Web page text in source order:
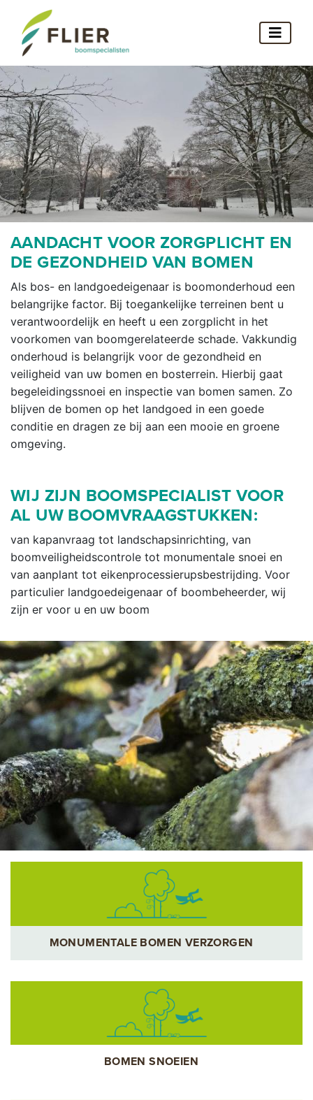
AANDACHT VOOR ZORGPLICHT EN
DE GEZONDHEID VAN BOMEN
Als bos- en landgoedeigenaar is boomonderhoud een
belangrijke factor. Bij toegankelijke terreinen bent u
verantwoordelijk en heeft u een zorgplicht in het
voorkomen van boomgerelateerde schade. Vakkundig
onderhoud is belangrijk voor de gezondheid en
veiligheid van uw bomen en bosterrein. Hierbij gaat
begeleidingssnoei en inspectie van bomen samen. Zo
blijven de bomen op het landgoed in een goede
conditie en dragen ze bij aan een mooie en groene
omgeving.
WIJ ZIJN BOOMSPECIALIST VOOR
AL UW BOOMVRAAGSTUKKEN:
van kapanvraag tot landschapsinrichting, van
boomveiligheidscontrole tot monumentale snoei en
van aanplant tot eikenprocessierupsbestrijding. Voor
particulier landgoedeigenaar of boombeheerder, wij
zijn er voor u en uw boom
MONUMENTALE BOMEN VERZORGEN
BOMEN SNOEIEN